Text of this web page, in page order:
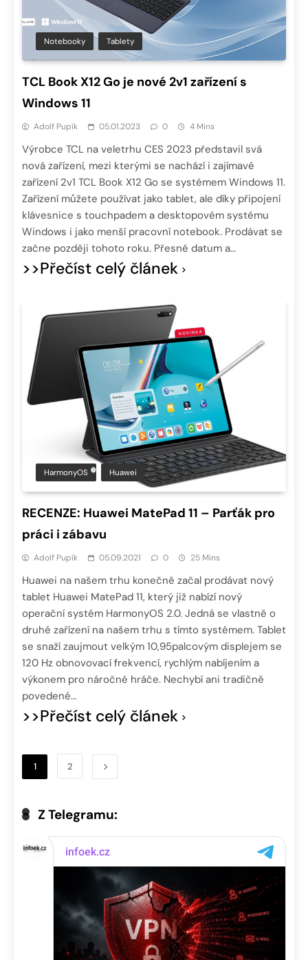
Notebooky Tablety
TCL Book X12 Go je nové 2v1 zařízení s
Windows 11
Adolf Pupík 05.01.2023 0 4 Mins
Výrobce TCL na veletrhu CES 2023 představil svá
nová zařízení, mezi kterými se nachází i zajímavé
zařízení 2v1 TCL Book X12 Go se systémem Windows 11.
Zařízení můžete používat jako tablet, ale díky připojení
klávesnice s touchpadem a desktopovém systému
Windows i jako menší pracovní notebook. Prodávat se
začne později tohoto roku. Přesné datum a…
>>Přečíst celý článek
HarmonyOS Huawei
RECENZE: Huawei MatePad 11 – Parťák pro
práci i zábavu
Adolf Pupík 05.09.2021 0 25 Mins
Huawei na našem trhu konečně začal prodávat nový
tablet Huawei MatePad 11, který již nabízí nový
operační systém HarmonyOS 2.0. Jedná se vlastně o
druhé zařízení na našem trhu s tímto systémem. Tablet
se snaží zaujmout velkým 10,95palcovým displejem se
120 Hz obnovovací frekvencí, rychlým nabíjením a
výkonem pro náročné hráče. Nechybí ani tradičně
povedené…
>>Přečíst celý článek
1 2
Z Telegramu: